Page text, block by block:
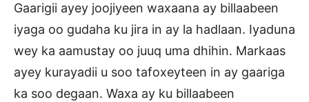
Gaarigii ayey joojiyeen waxaana ay billaabeen
iyaga oo gudaha ku jira in ay la hadlaan. Iyaduna
wey ka aamustay oo juuq uma dhihin. Markaas
ayey kurayadii u soo tafoxeyteen in ay gaariga
ka soo degaan. Waxa ay ku billaabeen